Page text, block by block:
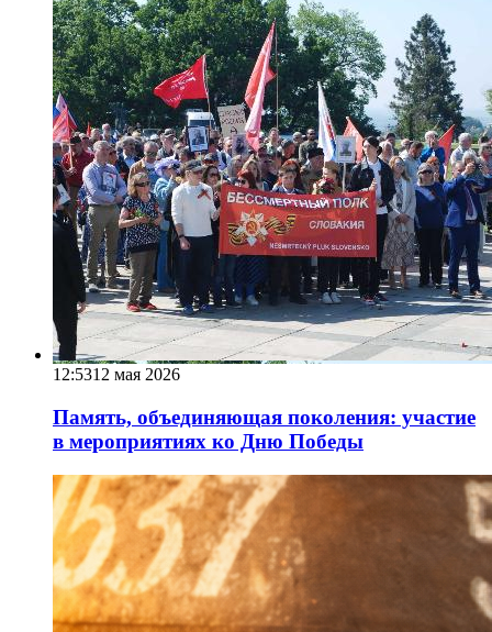
12:5312 мая 2026
Память, объединяющая поколения: участие
в мероприятиях ко Дню Победы